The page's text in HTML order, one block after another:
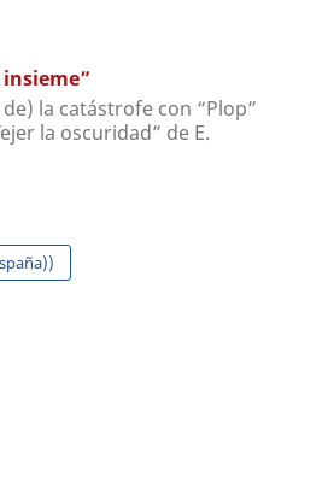
la catástrofe con “Plop”
la oscuridad” de E.